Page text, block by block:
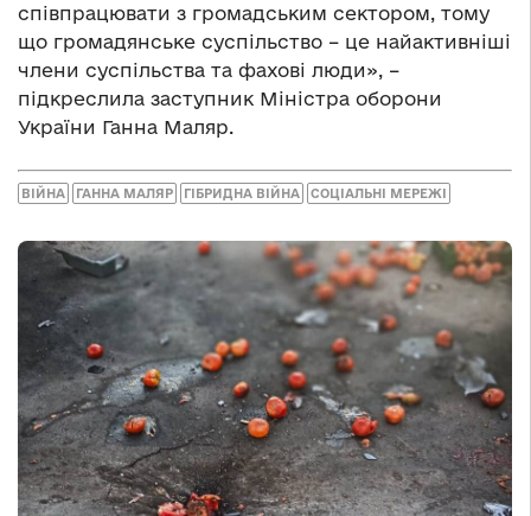
співпрацювати з громадським сектором, тому
що громадянське суспільство – це найактивніші
члени суспільства та фахові люди», –
підкреслила заступник Міністра оборони
України Ганна Маляр.
ВІЙНА ГАННА МАЛЯР ГІБРИДНА ВІЙНА СОЦІАЛЬНІ МЕРЕЖІ